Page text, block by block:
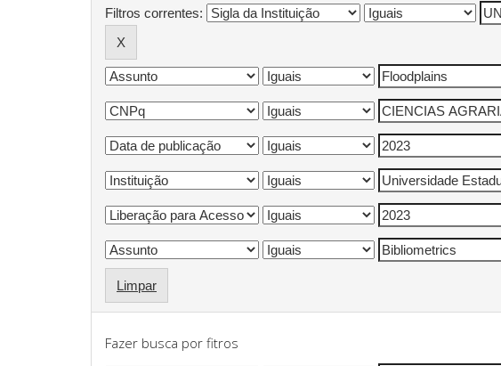
Filtros correntes:
Limpar
Fazer busca por fitros